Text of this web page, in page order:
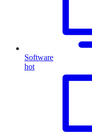
Software
hot